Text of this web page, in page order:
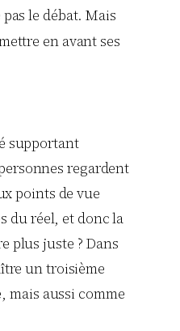
le débat. Mais
en avant ses
supportant
regardent
points de vue
du réel, et donc la
plus juste ? Dans
un troisième
mais aussi comme